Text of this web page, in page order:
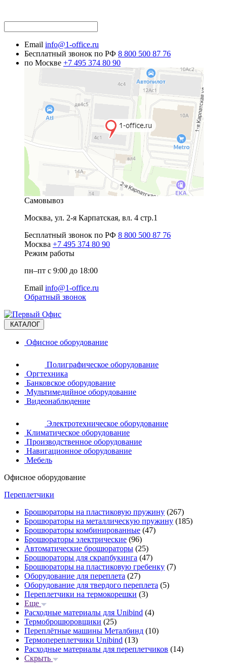
Email info@1-office.ru
Бесплатный звонок по РФ 8 800 500 87 76
по Москве +7 495 374 80 90
Самовывоз
Москва, ул. 2-я Карпатская, вл. 4 стр.1
Бесплатный звонок по РФ 8 800 500 87 76
Москва +7 495 374 80 90
Режим работы
пн–пт с 9:00 до 18:00
Email info@1-office.ru
Обратный звонок
КАТАЛОГ
Офисное оборудование
Полиграфическое оборудование
Оргтехника
Банковское оборудование
Мультимедийное оборудование
Видеонаблюдение
Электротехническое оборудование
Климатическое оборудование
Производственное оборудование
Навигационное оборудование
Мебель
Офисное оборудование
Переплетчики
Брошюраторы на пластиковую пружину (267)
Брошюраторы на металлическую пружину (185)
Брошюраторы комбинированные (47)
Брошюраторы электрические (96)
Автоматические брошюраторы (25)
Брошюраторы для скрапбукинга (47)
Брошюраторы на пластиковую гребенку (7)
Оборудование для переплета (27)
Оборудование для твердого переплета (5)
Переплетчики на термокорешки (3)
Еще
Расходные материалы для Unibind (4)
Термоброшюровщики (25)
Переплётные машины Металбинд (10)
Термопереплетчики Unibind (13)
Расходные материалы для переплетчиков (14)
Скрыть